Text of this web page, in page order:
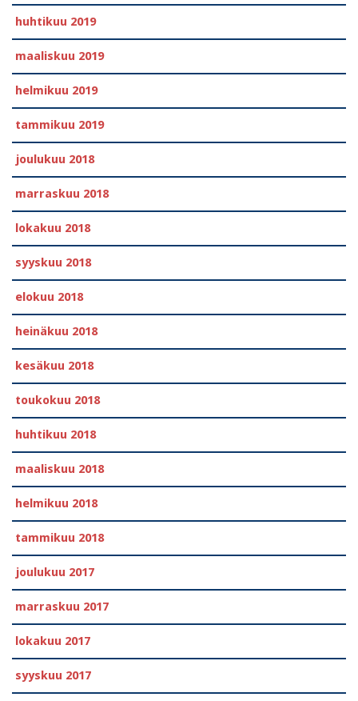
huhtikuu 2019
maaliskuu 2019
helmikuu 2019
tammikuu 2019
joulukuu 2018
marraskuu 2018
lokakuu 2018
syyskuu 2018
elokuu 2018
heinäkuu 2018
kesäkuu 2018
toukokuu 2018
huhtikuu 2018
maaliskuu 2018
helmikuu 2018
tammikuu 2018
joulukuu 2017
marraskuu 2017
lokakuu 2017
syyskuu 2017